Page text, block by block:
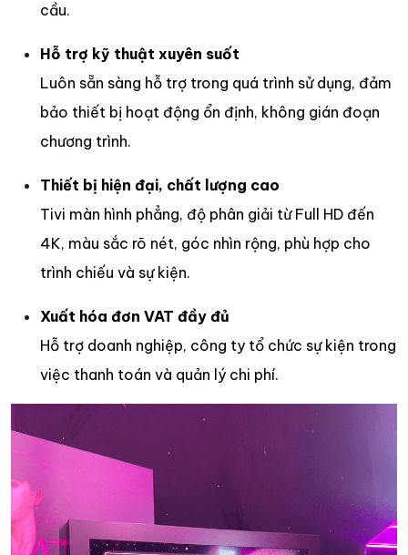
cầu.
Hỗ trợ kỹ thuật xuyên suốt
Luôn sẵn sàng hỗ trợ trong quá trình sử dụng, đảm
bảo thiết bị hoạt động ổn định, không gián đoạn
chương trình.
Thiết bị hiện đại, chất lượng cao
Tivi màn hình phẳng, độ phân giải từ Full HD đến
4K, màu sắc rõ nét, góc nhìn rộng, phù hợp cho
trình chiếu và sự kiện.
Xuất hóa đơn VAT đầy đủ
Hỗ trợ doanh nghiệp, công ty tổ chức sự kiện trong
việc thanh toán và quản lý chi phí.